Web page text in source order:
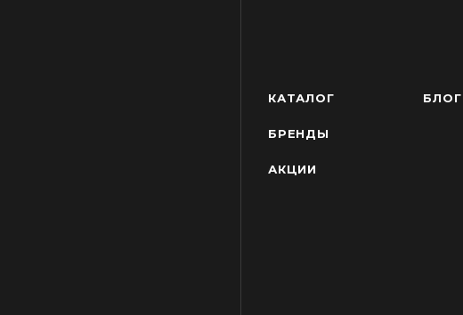
КАТАЛОГ
БРЕНДЫ
АКЦИИ
БЛОГ